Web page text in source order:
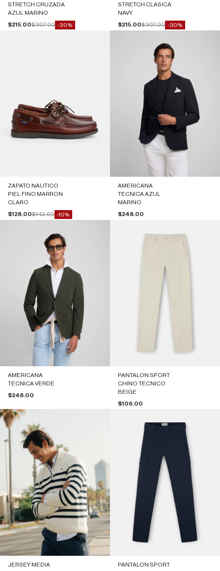
STRETCH CRUZADA
AZUL MARINO
Precio de oferta
$215.00Precio normal
$307.00 -30%
STRETCH CLASICA
NAVY
Precio de oferta
$215.00Precio normal
$307.00 -30%
ZAPATO NAUTICO
PIEL FINO MARRON
CLARO
Precio de oferta
$128.00Precio normal
$142.00 -10%
AMERICANA
TECNICA AZUL
MARINO
Precio de oferta
$248.00
AMERICANA
TECNICA VERDE
Precio de oferta
$248.00
PANTALON SPORT
CHINO TECNICO
BEIGE
Precio de oferta
$106.00
JERSEY MEDIA
PANTALON SPORT